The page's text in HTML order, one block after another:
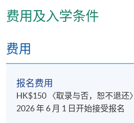
地点
费用及入学条件
费用
报名费用
HK$150 〈取录与否，恕不退还〉
2026 年 6 月 1 日开始接受报名